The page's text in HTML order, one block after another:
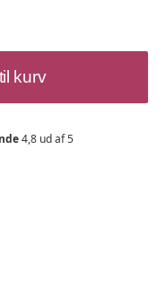
kurv
4,8 ud af 5